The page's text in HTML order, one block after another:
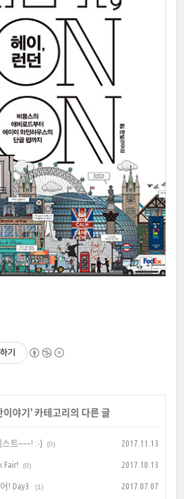
기
야기 ' 카테고리의 다른 글
트~~~! :-) (0) 2017.11.13
Fair! (0) 2017.10.13
! Day3. (1) 2017.07.07